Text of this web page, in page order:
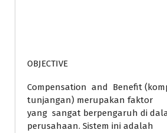
OBJECTIVE
Compensation and Benefit
tunjangan) merupakan faktor
yang sangat berpengaruh di
perusahaan. Sistem ini adalah